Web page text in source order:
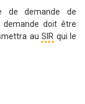
de demande de
doit être
au SIR qui le